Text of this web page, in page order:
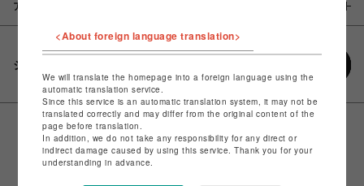
アイテム説明 / 素材
シェアする
<About foreign language translation>
We will translate the homepage into a foreign language using the
automatic translation service.
Since this service is an automatic translation system, it may not be
translated correctly and may differ from the original content of the
page before translation.
In addition, we do not take any responsibility for any direct or
indirect damage caused by using this service. Thank you for your
understanding in advance.